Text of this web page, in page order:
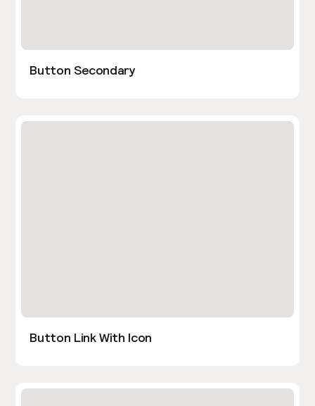
Button Secondary
Button Link With Icon